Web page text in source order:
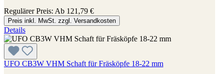
Regulärer Preis: Ab 121,79 €
Preis inkl. MwSt. zzgl. Versandkosten
Details
UFO CB3W VHM Schaft für Fräsköpfe 18-22 mm